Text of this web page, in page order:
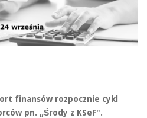
finansów rozpocznie cykl
pn. „Środy z KSeF".